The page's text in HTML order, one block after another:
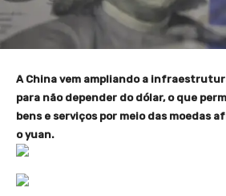
A China vem ampliando a
para não depender do dólar, o que
bens e serviços por meio das moedas
o yuan.